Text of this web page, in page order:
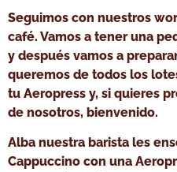
Seguimos con nuestros
café. Vamos a tener una
y después vamos a
queremos de todos los
tu Aeropress y, si quieres
de nosotros, bienvenido.
Alba nuestra barista les
Cappuccino con una